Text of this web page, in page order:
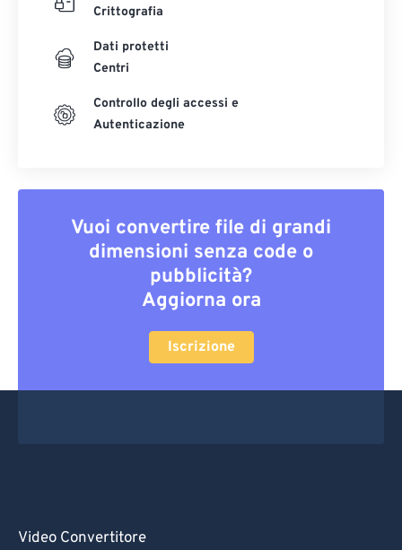
Crittografia
Dati protetti
Centri
Controllo degli accessi e
Autenticazione
Vuoi convertire file di grandi
dimensioni senza code o
pubblicità?
Aggiorna ora
Iscrizione
Video Convertitore